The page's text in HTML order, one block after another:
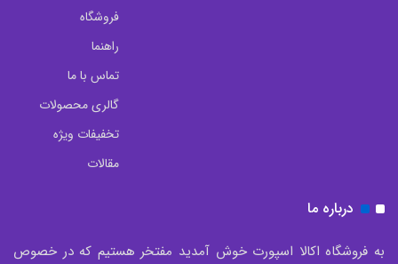
فروشگاه
راهنما
تماس با ما
گالری محصولات
تخفیفات ویژه
مقالات
درباره ما
به فروشگاه اکالا اسپورت خوش آمدید مفتخر هستیم که در خصوص